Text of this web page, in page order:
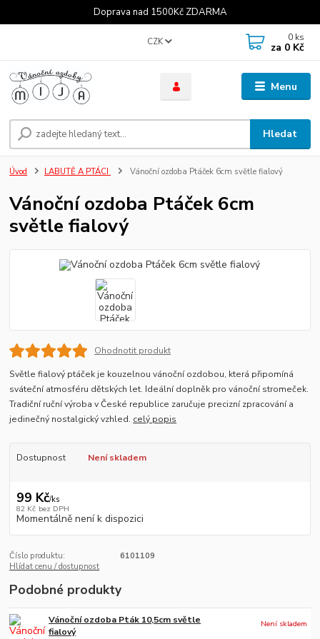
Doprava nad 1500Kč ZDARMA
Menu
CZK
Hledat
0 ks
za 0 Kč
Úvod LABUTĚ A PTÁCI Vánoční ozdoba Ptáček 6cm světle fialový
Vánoční ozdoba Ptáček 6cm
světle fialový
Ohodnotit produkt
Světle fialový ptáček je kouzelnou vánoční ozdobou, která připomíná
sváteční atmosféru dětských let. Ideální doplněk pro vánoční stromeček.
Tradiční ruční výroba v České republice zaručuje precizní zpracování a
jedinečný nostalgický vzhled. celý popis
Dostupnost Není skladem
99 Kč/ks
82 Kč bez DPH
Momentálně není k dispozici
Číslo produktu:
6101109
Hlídat cenu / dostupnost
Podobné produkty
Vánoční ozdoba Pták 10,5cm světle
fialový
Není skladem